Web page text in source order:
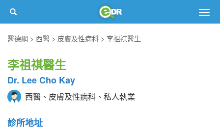
醫德網
西醫 皮膚及性病科 李祖祺醫生
李祖祺醫生
Dr. Lee Cho Kay
西醫、皮膚及性病科、私人執業
診所地址